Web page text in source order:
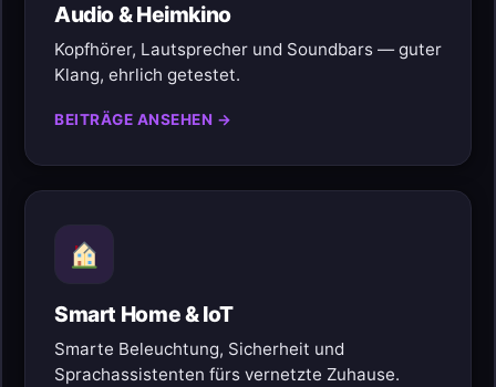
Audio & Heimkino
Kopfhörer, Lautsprecher und Soundbars — guter
Klang, ehrlich getestet.
BEITRÄGE ANSEHEN →
Smart Home & IoT
Smarte Beleuchtung, Sicherheit und
Sprachassistenten fürs vernetzte Zuhause.